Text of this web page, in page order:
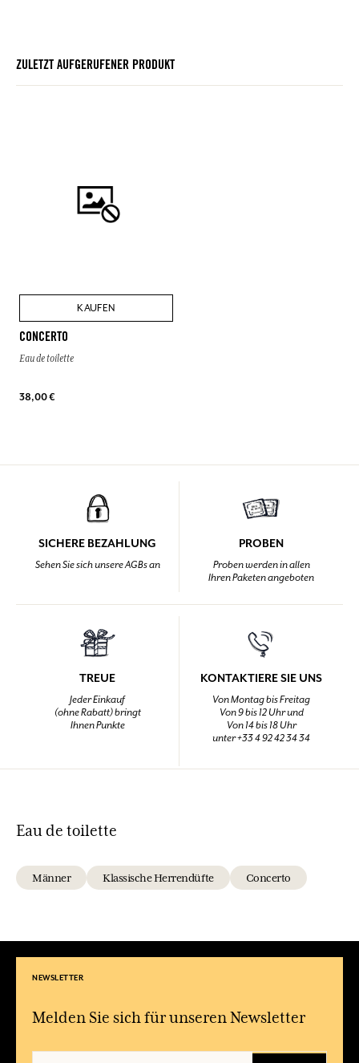
ZULETZT AUFGERUFENER PRODUKT
KAUFEN
CONCERTO
Eau de toilette
38,00 €
SICHERE BEZAHLUNG
Sehen Sie sich unsere AGBs an
PROBEN
Proben werden in allen
Ihren Paketen angeboten
TREUE
Jeder Einkauf
(ohne Rabatt) bringt
Ihnen Punkte
KONTAKTIERE SIE UNS
Von Montag bis Freitag
Von 9 bis 12 Uhr und
Von 14 bis 18 Uhr
unter +33 4 92 42 34 34
Eau de toilette
Männer Klassische Herrendüfte Concerto
NEWSLETTER
Melden Sie sich für unseren Newsletter